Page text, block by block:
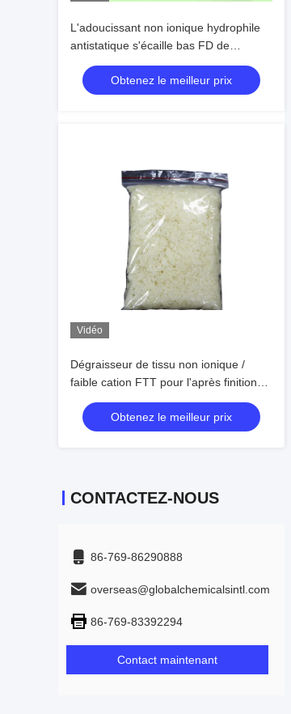
L'adoucissant non ionique hydrophile
antistatique s'écaille bas FD de
jaunissement
Obtenez le meilleur prix
Vidéo
Dégraisseur de tissu non ionique /
faible cation FTT pour l'après finition
des auxiliaires textiles
Obtenez le meilleur prix
CONTACTEZ-NOUS
86-769-86290888
overseas@globalchemicalsintl.com
86-769-83392294
Contact maintenant